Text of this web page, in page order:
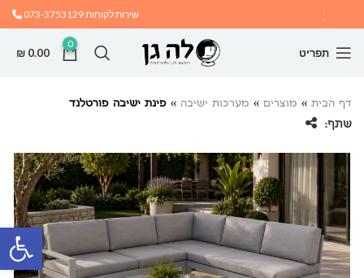
שירות לקוחות073-3753129
תפריט
0
₪ 0.00
דף הבית » מוצרים » מערכות ישיבה » פינת ישיבה פורטלנד
שתף: